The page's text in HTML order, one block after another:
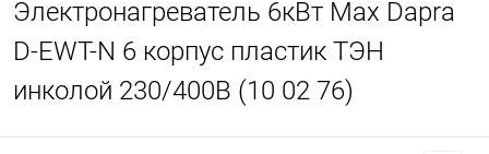
Электронагреватель 6кВт Max Dapra
D-EWT-N 6 корпус пластик ТЭН
инколой 230/400В (10 02 76)